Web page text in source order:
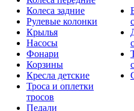
Колеса задние
Рулевые колонки
Крылья
Насосы
Фонари
Корзины
Кресла детские
Троса и оплетки
тросов
Педали